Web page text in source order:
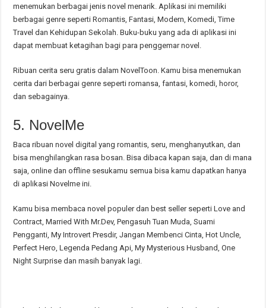
menemukan berbagai jenis novel menarik. Aplikasi ini memiliki
berbagai genre seperti Romantis, Fantasi, Modern, Komedi, Time
Travel dan Kehidupan Sekolah. Buku-buku yang ada di aplikasi ini
dapat membuat ketagihan bagi para penggemar novel.
Ribuan cerita seru gratis dalam NovelToon. Kamu bisa menemukan
cerita dari berbagai genre seperti romansa, fantasi, komedi, horor,
dan sebagainya.
5. NovelMe
Baca ribuan novel digital yang romantis, seru, menghanyutkan, dan
bisa menghilangkan rasa bosan. Bisa dibaca kapan saja, dan di mana
saja, online dan offline sesukamu semua bisa kamu dapatkan hanya
di aplikasi Novelme ini.
Kamu bisa membaca novel populer dan best seller seperti Love and
Contract, Married With Mr.Dev, Pengasuh Tuan Muda, Suami
Pengganti, My Introvert Presdir, Jangan Membenci Cinta, Hot Uncle,
Perfect Hero, Legenda Pedang Api, My Mysterious Husband, One
Night Surprise dan masih banyak lagi.